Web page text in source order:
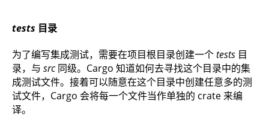
tests 目录
为了编写集成测试，需要在项目根目录创建一个tests 目
录，与 src同级。Cargo 知道如何去寻找这个目录中的集
成测试文件。接着可以随意在这个目录中创建任意多的测
试文件，Cargo 会将每一个文件当作单独的 crate 来编
译。